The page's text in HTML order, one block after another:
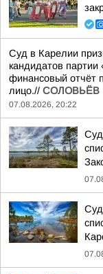
Суд в Карелии
кандидатов
финансовый отчёт
лицо.// СОЛОВЬЁВ
07.08.2026, 20:22
Суд
Суд